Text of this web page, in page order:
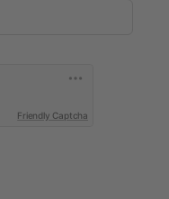
Friendly Captcha